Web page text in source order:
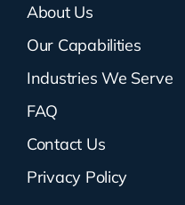
About Us
Our Capabilities
Industries We Serve
FAQ
Contact Us
Privacy Policy